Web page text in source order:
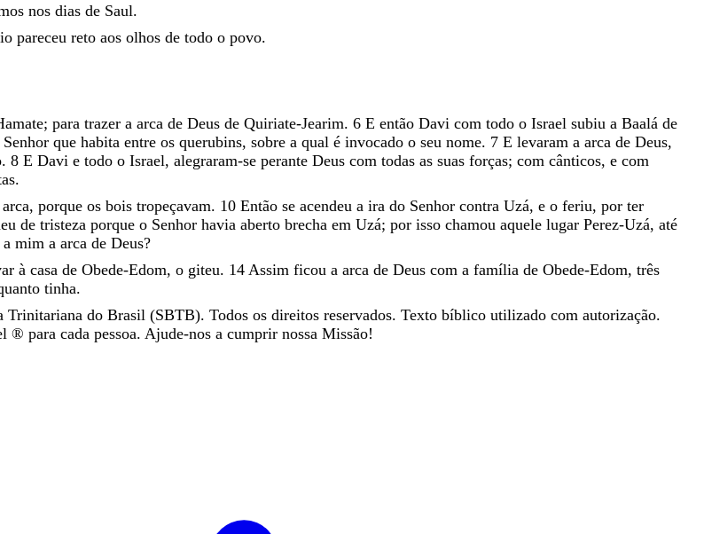
nos dias de Saul.
pareceu reto aos olhos de todo o povo.
; para trazer a arca de Deus de Quiriate-Jearim. 6 E então Davi com todo o Israel subiu a Baalá de
Senhor que habita entre os querubins, sobre a qual é invocado o seu nome. 7 E levaram a arca de Deus,
. 8 E Davi e todo o Israel, alegraram-se perante Deus com todas as suas forças; com cânticos, e com
.
arca, porque os bois tropeçavam. 10 Então se acendeu a ira do Senhor contra Uzá, e o feriu, por ter
de tristeza porque o Senhor havia aberto brecha em Uzá; por isso chamou aquele lugar Perez-Uzá, até
a mim a arca de Deus?
à casa de Obede-Edom, o giteu. 14 Assim ficou a arca de Deus com a família de Obede-Edom, três
tinha.
do Brasil (SBTB). Todos os direitos reservados. Texto bíblico utilizado com autorização.
para cada pessoa. Ajude-nos a cumprir nossa Missão!